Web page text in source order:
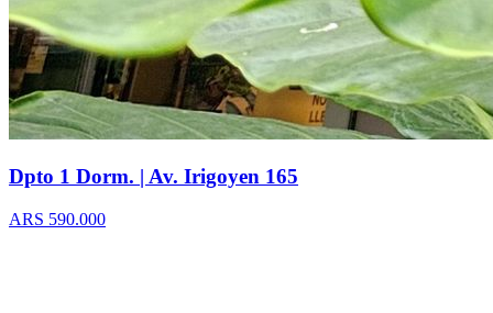
Dpto 1 Dorm. | Av. Irigoyen 165
ARS 590.000